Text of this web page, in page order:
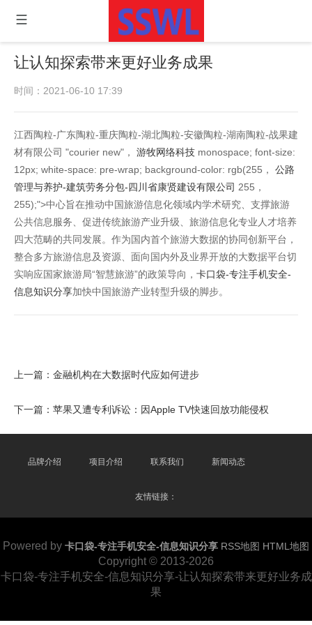
让认知探索带来更好业务成果
时间：2021-06-10 17:39
江西陶粒-广东陶粒-重庆陶粒-湖北陶粒-安徽陶粒-湖南陶粒-战果建
材有限公司 "courier new"， 游牧网络科技 monospace; font-size:
12px; white-space: pre-wrap; background-color: rgb(255， 公路
管理与养护-建筑劳务分包-四川省康贤建设有限公司 255，
255);">中心旨在推动中国旅游信息化领域内学术研究、支撑旅游
公共信息服务、促进传统旅游产业升级、旅游信息化专业人才培养
四大范畴的共同发展。作为国内首个旅游大数据的协同创新平台，
整合多方旅游信息及资源、面向国内外及业界开放的大数据平台切
实响应国家旅游局“智慧旅游”的政策导向， 卡口袋-专注手机安全-
信息知识分享加快中国旅游产业转型升级的脚步。
上一篇： 金融机构在大数据时代应如何进步
下一篇： 苹果又遭专利诉讼：因Apple TV快速回放功能侵权
品牌介绍 项目介绍 联系我们 新闻动态
友情链接：
Powered by 卡口袋-专注手机安全-信息知识分享 RSS地图 HTML地图
Copyright © 2013-2026
卡口袋-专注手机安全-信息知识分享-让认知探索带来更好业务成
果